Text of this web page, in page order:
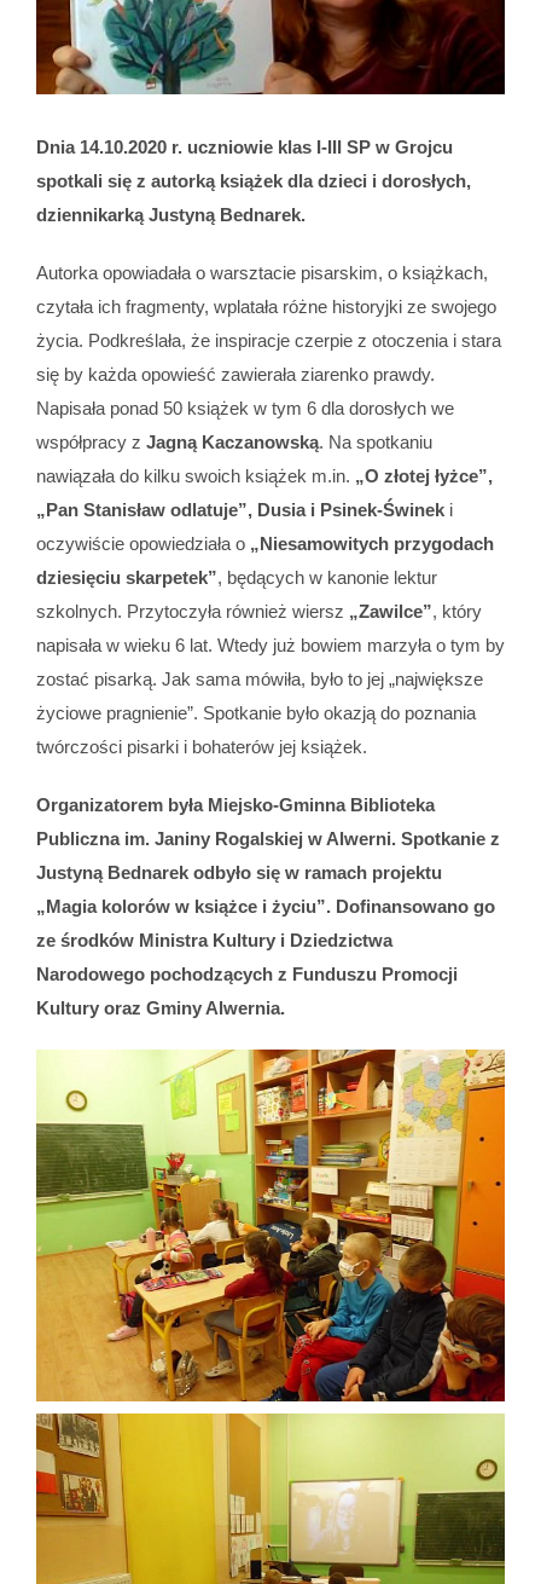
Dnia 14.10.2020 r. uczniowie klas I-III SP w Grojcu
spotkali się z autorką książek dla dzieci i dorosłych,
dziennikarką Justyną Bednarek.
Autorka opowiadała o warsztacie pisarskim, o książkach,
czytała ich fragmenty, wplatała różne historyjki ze swojego
życia. Podkreślała, że inspiracje czerpie z otoczenia i stara
się by każda opowieść zawierała ziarenko prawdy.
Napisała ponad 50 książek w tym 6 dla dorosłych we
współpracy z Jagną Kaczanowską. Na spotkaniu
nawiązała do kilku swoich książek m.in. „O złotej łyżce”,
„Pan Stanisław odlatuje”, Dusia i Psinek-Świneki
oczywiście opowiedziała o „Niesamowitych przygodach
dziesięciu skarpetek”, będących w kanonie lektur
szkolnych. Przytoczyła również wiersz „Zawilce”, który
napisała w wieku 6 lat. Wtedy już bowiem marzyła o tym by
zostać pisarką. Jak sama mówiła, było to jej „największe
życiowe pragnienie”. Spotkanie było okazją do poznania
twórczości pisarki i bohaterów jej książek.
Organizatorem była Miejsko-Gminna Biblioteka
Publiczna im. Janiny Rogalskiej w Alwerni. Spotkanie z
Justyną Bednarek odbyło się w ramach projektu
„Magia kolorów w książce i życiu”. Dofinansowano go
ze środków Ministra Kultury i Dziedzictwa
Narodowego pochodzących z Funduszu Promocji
Kultury oraz Gminy Alwernia.